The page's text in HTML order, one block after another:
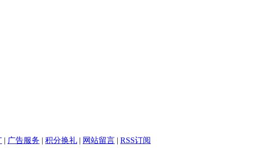
| 广告服务 | 积分换礼 | 网站留言 | RSS订阅